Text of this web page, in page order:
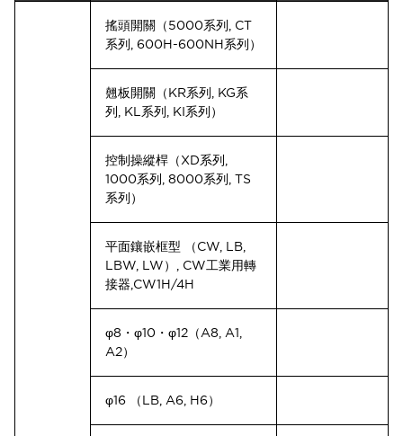
搖頭開關（5000系列, CT
系列, 600H-600NH系列）
翹板開關（KR系列, KG系
列, KL系列, KI系列）
控制操縱桿（XD系列,
1000系列, 8000系列, TS
系列）
平面鑲嵌框型 （CW, LB,
LBW, LW）, CW工業用轉
接器, CW1H/4H
φ8・φ10・φ12（A8, A1,
A2）
φ16 （LB, A6, H6）